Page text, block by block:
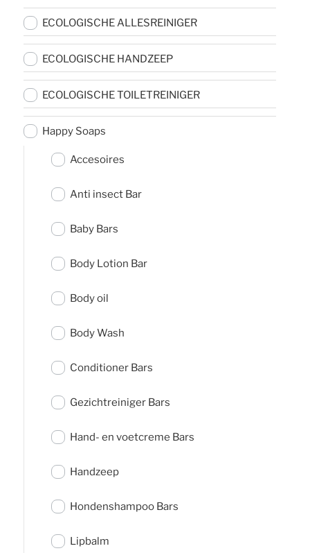
ECOLOGISCHE ALLESREINIGER
ECOLOGISCHE HANDZEEP
ECOLOGISCHE TOILETREINIGER
Happy Soaps
Accesoires
Anti insect Bar
Baby Bars
Body Lotion Bar
Body oil
Body Wash
Conditioner Bars
Gezichtreiniger Bars
Hand- en voetcreme Bars
Handzeep
Hondenshampoo Bars
Lipbalm